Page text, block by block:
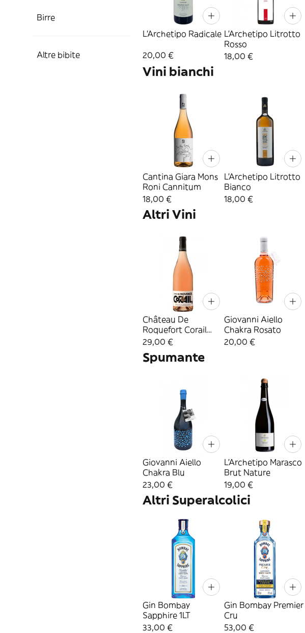
Birre
Altre bibite
L'Archetipo Radicale
20,00 €
L'Archetipo Litrotto
Rosso
18,00 €
Vini bianchi
Cantina Giara Mons
Roni Cannitum
18,00 €
L'Archetipo Litrotto
Bianco
18,00 €
Altri Vini
Château De
Roquefort Corail
Côtes de Provence
29,00 €
Giovanni Aiello
Chakra Rosato
20,00 €
Spumante
Giovanni Aiello
Chakra Blu
23,00 €
L'Archetipo Marasco
Brut Nature
19,00 €
Altri Superalcolici
Gin Bombay
Sapphire 1LT
33,00 €
Gin Bombay Premier
Cru
53,00 €